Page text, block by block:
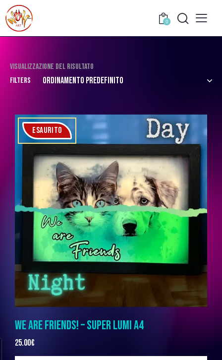
0
Visualizzazione del risultato
Filters
ESAURITO
WE ARE FRIENDS! – SUPER LUMI A4
25.00€